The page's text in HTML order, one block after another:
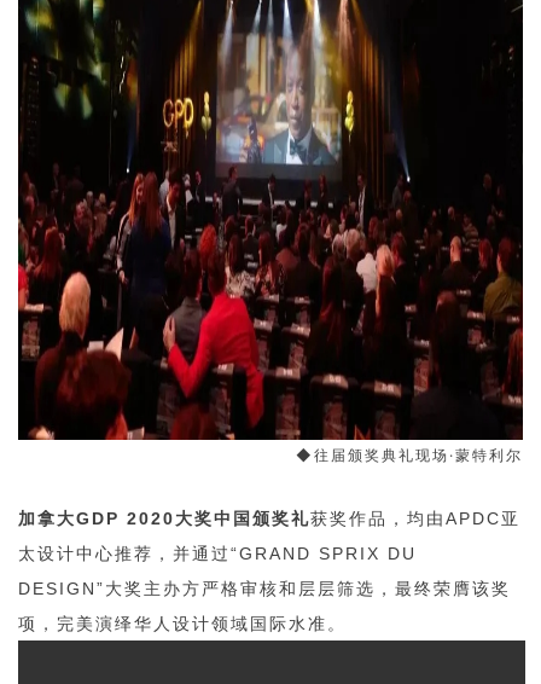
◆往届颁奖典礼现场·蒙特利尔
加拿大GDP 2020大奖中国颁奖礼获奖作品， 均由APDC亚
太设计中心推荐，并通过“GRAND SPRIX DU
DESIGN”大奖主办方严格审核和层层筛选，最终荣膺该奖
项，完美演绎华人设计领域国际水准。